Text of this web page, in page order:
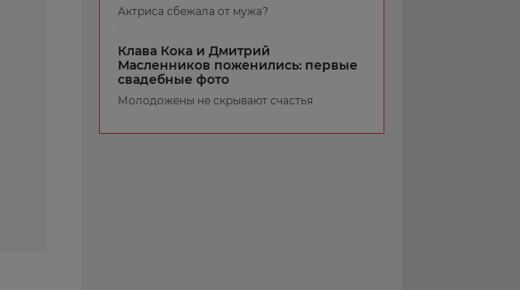
Актриса сбежала от мужа?
Клава Кока и Дмитрий
Масленников поженились: первые
свадебные фото
Молодожены не скрывают счастья